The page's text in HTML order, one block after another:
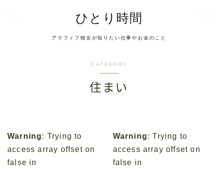
ひとり時間
アラフィフ独女が知りたい仕事やお金のこと
デモプリセット記事 #6
デモプリセット記事 #8
トップページ
プライバシーポリシー
利用規約／特定商取引法に基づく表記
CATEGORY
住まい
Warning: Trying to
access array offset on
false in
Warning: Trying to
access array offset on
false in